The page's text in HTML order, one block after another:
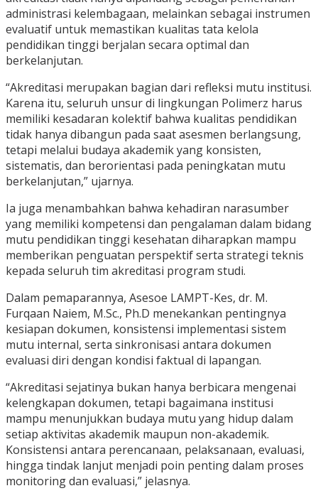
administrasi kelembagaan, melainkan sebagai instrumen
evaluatif untuk memastikan kualitas tata kelola
pendidikan tinggi berjalan secara optimal dan
berkelanjutan.
“Akreditasi merupakan bagian dari refleksi mutu institusi.
Karena itu, seluruh unsur di lingkungan Polimerz harus
memiliki kesadaran kolektif bahwa kualitas pendidikan
tidak hanya dibangun pada saat asesmen berlangsung,
tetapi melalui budaya akademik yang konsisten,
sistematis, dan berorientasi pada peningkatan mutu
berkelanjutan,” ujarnya.
Ia juga menambahkan bahwa kehadiran narasumber
yang memiliki kompetensi dan pengalaman dalam bidang
mutu pendidikan tinggi kesehatan diharapkan mampu
memberikan penguatan perspektif serta strategi teknis
kepada seluruh tim akreditasi program studi.
Dalam pemaparannya, Asesoe LAMPT-Kes, dr. M.
Furqaan Naiem, M.Sc., Ph.D menekankan pentingnya
kesiapan dokumen, konsistensi implementasi sistem
mutu internal, serta sinkronisasi antara dokumen
evaluasi diri dengan kondisi faktual di lapangan.
“Akreditasi sejatinya bukan hanya berbicara mengenai
kelengkapan dokumen, tetapi bagaimana institusi
mampu menunjukkan budaya mutu yang hidup dalam
setiap aktivitas akademik maupun non-akademik.
Konsistensi antara perencanaan, pelaksanaan, evaluasi,
hingga tindak lanjut menjadi poin penting dalam proses
monitoring dan evaluasi,” jelasnya.